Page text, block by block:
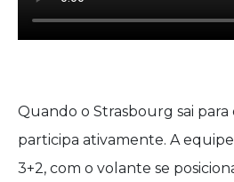
Quando o Strasbourg sai para
participa ativamente. A
3+2, com o volante se